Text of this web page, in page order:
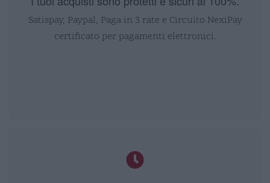
Satispay, Paypal, Paga in 3 rate e Circuito NexiPay
certificato per pagamenti elettronici.